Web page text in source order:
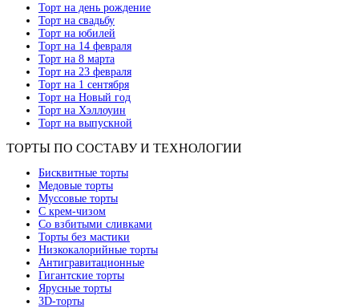
Торт на день рождение
Торт на свадьбу
Торт на юбилей
Торт на 14 февраля
Торт на 8 марта
Торт на 23 февраля
Торт на 1 сентября
Торт на Новый год
Торт на Хэллоуин
Торт на выпускной
ТОРТЫ ПО СОСТАВУ И ТЕХНОЛОГИИ
Бисквитные торты
Медовые торты
Муссовые торты
С крем-чизом
Со взбитыми сливками
Торты без мастики
Низкокалорийные торты
Антигравитационные
Гигантские торты
Ярусные торты
3D-торты